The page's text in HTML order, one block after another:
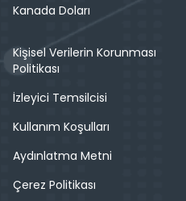
Kanada Doları
Kişisel Verilerin Korunması
Politikası
İzleyici Temsilcisi
Kullanım Koşulları
Aydınlatma Metni
Çerez Politikası